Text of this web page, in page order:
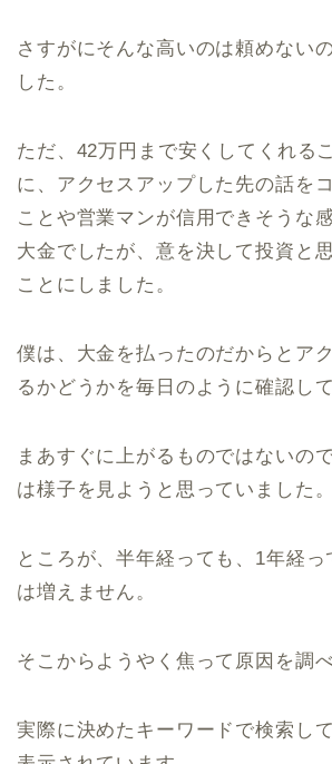
さすがにそんな高いのは頼めない
した。
ただ、42万円まで安くしてくれる
に、アクセスアップした先の話を
ことや営業マンが信用できそうな
大金でしたが、意を決して投資と
ことにしました。
僕は、大金を払ったのだからとア
るかどうかを毎日のように確認し
まあすぐに上がるものではないの
は様子を見ようと思っていました。
ところが、半年経っても、1年経っ
は増えません。
そこからようやく焦って原因を調べ
実際に決めたキーワードで検索し